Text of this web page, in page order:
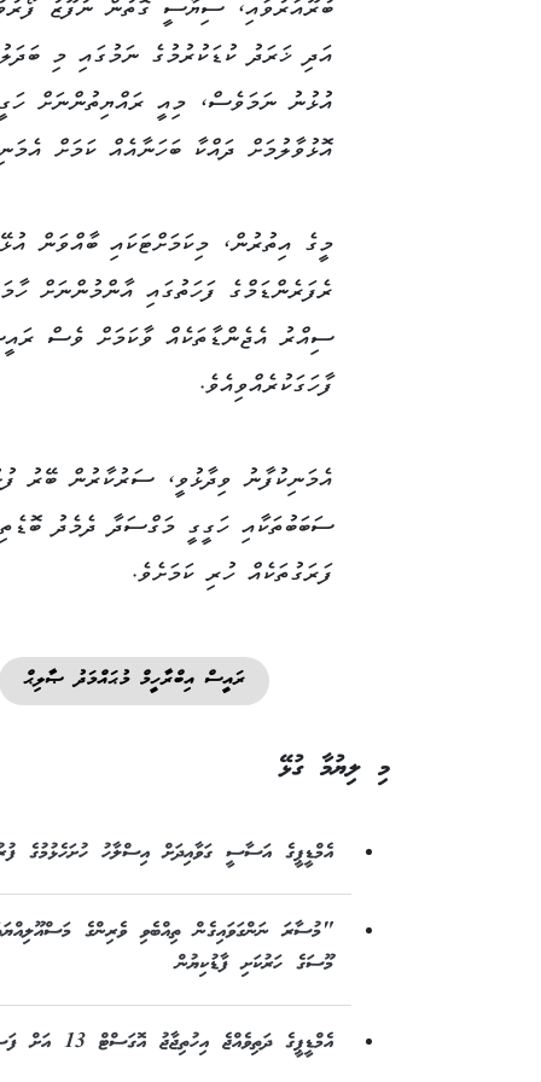
ބުރޫއަރުވައި، ސިޔާސީ ގޮތުން ނުފޫޒު
އަދި ޚަރަދު ކުޑަކުރުމުގެ ނަމުގައި މި
އުޅުނު ނަމަވެސް، މިއީ ރައްޔިތުންނަށް
އޮޅުވާލުމަށް ދައްކާ ބަހަނާއެއް ކަމަށް
މީގެ އިތުރުން، މިކަމަށްޓަކައި ބާއްވަން އުޅޭ
ރެފަރެންޑަމްގެ ފަހަތުގައި އާންމުންނަށް
ސިއްރު އެޖެންޑާތަކެއް ވާކަމަށް ވެސް
ފާހަގަކުރެއްވިއެވެ.
އެމަނިކުފާނު ވިދާޅުވީ، ސަރުކާރުން ބޭރު
ސަބަބުތަކާއި ހަގީގީ މަގްސަދާ ދެމެދު ބޮޑެތި
ފަރަގުތަކެއް ހުރި ކަމަށެވެ.
ރައީސް އިބްރާހީމް މުޙައްމަދު ޞާލިޙް
މި ލިޔުމާ ގުޅޭ
އެމްޑީޕީގެ އަސާސީ ގަވާއިދަށް އިސްލާހު ހުށަހެޅުމުގެ
"މުސާރަ ނަންގަވައިގެން ތިއްބެވި ވެރިންގެ
މޫސަގެ ހަރުކަށި ފާޑުކިޔުން
އެމްޑީޕީގެ ދަތިވެއްޖެ އިހުތިޖާޖު އޮގަސްޓް 13 އަށް ފަސްކޮށްފި